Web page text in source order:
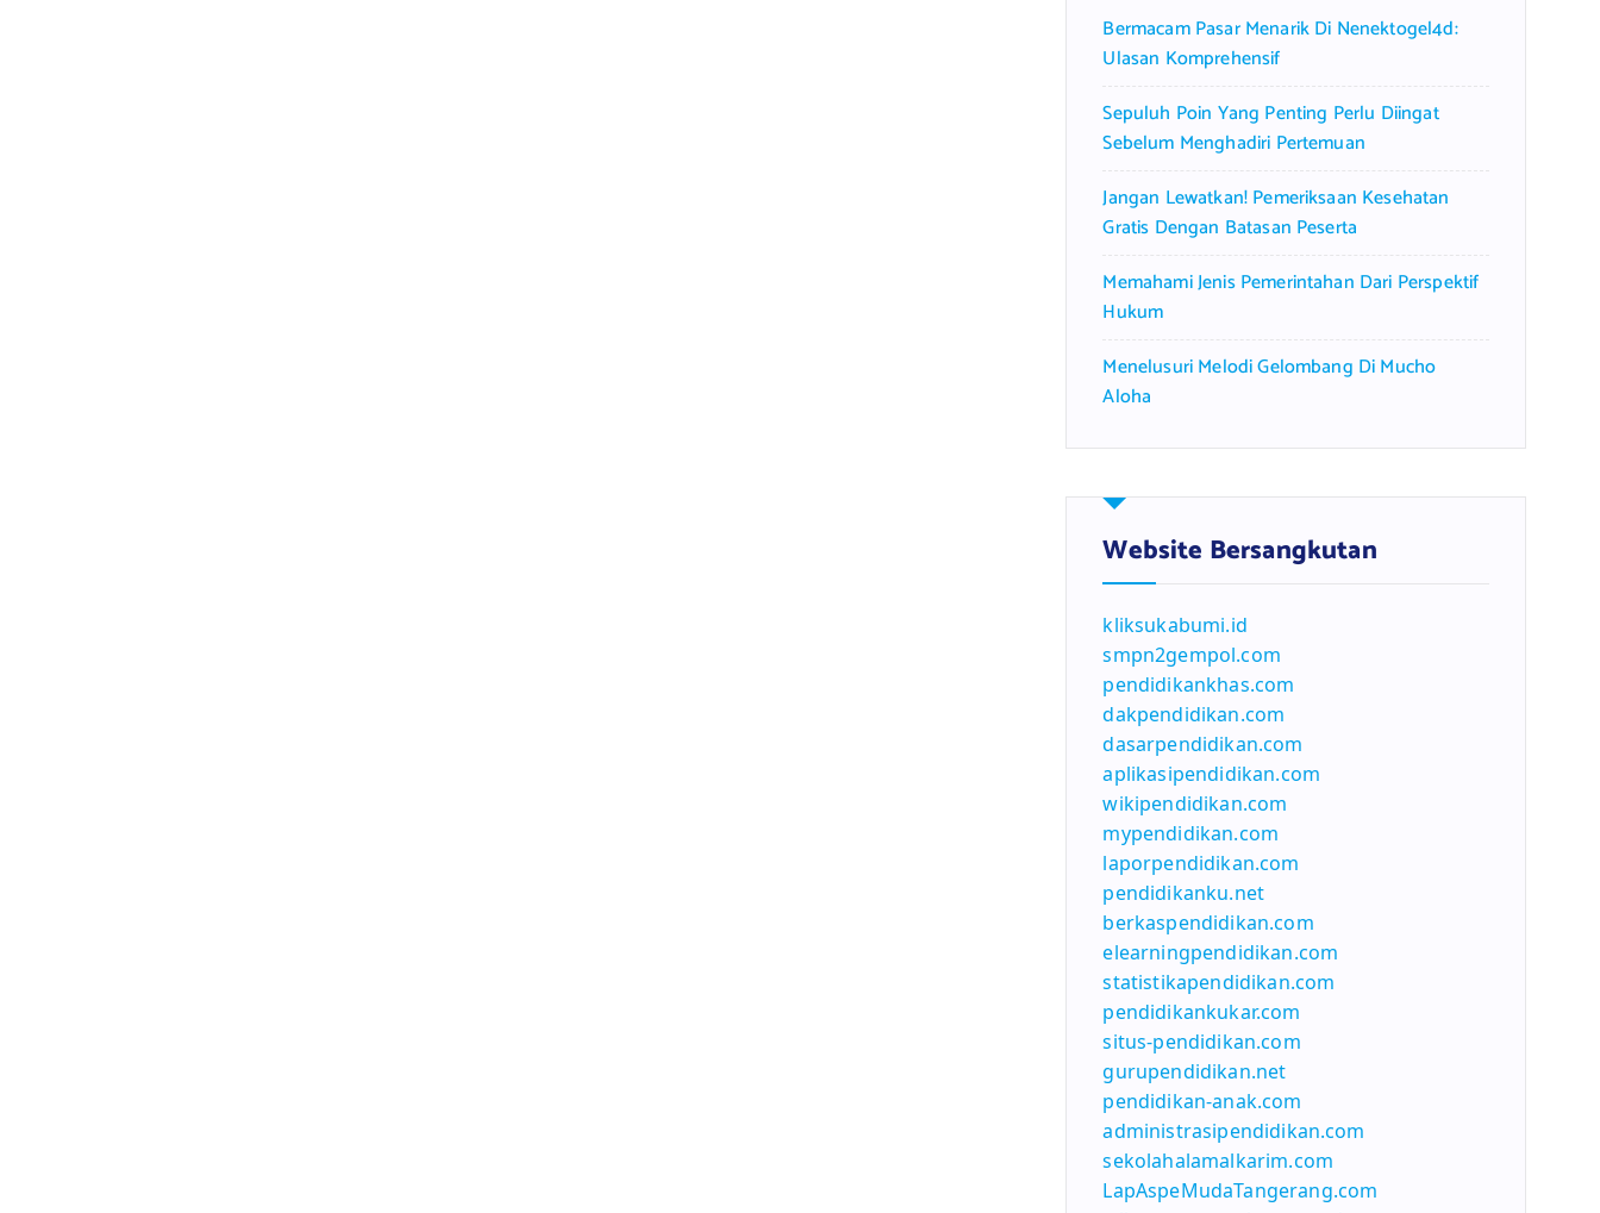
:Bermacam Pasar Menarik Di Nenektogel4d:
Ulasan Komprehensif
Sepuluh Poin Yang Penting Perlu Diingat
Sebelum Menghadiri Pertemuan
Jangan Lewatkan! Pemeriksaan Kesehatan
Gratis Dengan Batasan Peserta
Memahami Jenis Pemerintahan Dari Perspektif
Hukum
Menelusuri Melodi Gelombang Di Mucho
Aloha
Website Bersangkutan
kliksukabumi.id
smpn2gempol.com
pendidikankhas.com
dakpendidikan.com
dasarpendidikan.com
aplikasipendidikan.com
wikipendidikan.com
mypendidikan.com
laporpendidikan.com
pendidikanku.net
berkaspendidikan.com
elearningpendidikan.com
statistikapendidikan.com
pendidikankukar.com
situs-pendidikan.com
gurupendidikan.net
pendidikan-anak.com
administrasipendidikan.com
sekolahalamalkarim.com
LapAspeMudaTangerang.com